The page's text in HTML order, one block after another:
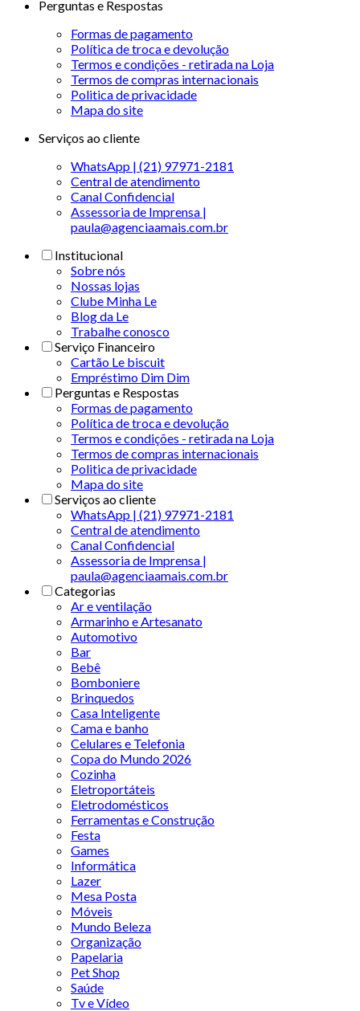
Perguntas e Respostas
Formas de pagamento
Política de troca e devolução
Termos e condições - retirada na Loja
Termos de compras internacionais
Politica de privacidade
Mapa do site
Serviços ao cliente
WhatsApp | (21) 97971-2181
Central de atendimento
Canal Confidencial
Assessoria de Imprensa |
paula@agenciaamais.com.br
Institucional
Sobre nós
Nossas lojas
Clube Minha Le
Blog da Le
Trabalhe conosco
Serviço Financeiro
Cartão Le biscuit
Empréstimo Dim Dim
Perguntas e Respostas
Formas de pagamento
Política de troca e devolução
Termos e condições - retirada na Loja
Termos de compras internacionais
Politica de privacidade
Mapa do site
Serviços ao cliente
WhatsApp | (21) 97971-2181
Central de atendimento
Canal Confidencial
Assessoria de Imprensa |
paula@agenciaamais.com.br
Categorias
Ar e ventilação
Armarinho e Artesanato
Automotivo
Bar
Bebê
Bomboniere
Brinquedos
Casa Inteligente
Cama e banho
Celulares e Telefonia
Copa do Mundo 2026
Cozinha
Eletroportáteis
Eletrodomésticos
Ferramentas e Construção
Festa
Games
Informática
Lazer
Mesa Posta
Móveis
Mundo Beleza
Organização
Papelaria
Pet Shop
Saúde
Tv e Vídeo